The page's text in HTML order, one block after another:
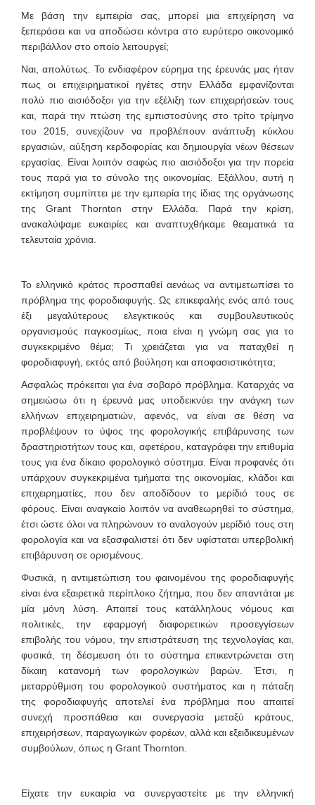
Με βάση την εμπειρία σας, μπορεί μια επιχείρηση να
ξεπεράσει και να αποδώσει κόντρα στο ευρύτερο οικονομικό
περιβάλλον στο οποίο λειτουργεί;
Ναι, απολύτως. Το ενδιαφέρον εύρημα της έρευνάς μας ήταν
πως οι επιχειρηματικοί ηγέτες στην Ελλάδα εμφανίζονται
πολύ πιο αισιόδοξοι για την εξέλιξη των επιχειρήσεών τους
και, παρά την πτώση της εμπιστοσύνης στο τρίτο τρίμηνο
του 2015, συνεχίζουν να προβλέπουν ανάπτυξη κύκλου
εργασιών, αύξηση κερδοφορίας και δημιουργία νέων θέσεων
εργασίας. Είναι λοιπόν σαφώς πιο αισιόδοξοι για την πορεία
τους παρά για το σύνολο της οικονομίας. Εξάλλου, αυτή η
εκτίμηση συμπίπτει με την εμπειρία της ίδιας της οργάνωσης
της Grant Thornton στην Ελλάδα. Παρά την κρίση,
ανακαλύψαμε ευκαιρίες και αναπτυχθήκαμε θεαματικά τα
τελευταία χρόνια.
Το ελληνικό κράτος προσπαθεί αενάως να αντιμετωπίσει το
πρόβλημα της φοροδιαφυγής. Ως επικεφαλής ενός από τους
έξι μεγαλύτερους ελεγκτικούς και συμβουλευτικούς
οργανισμούς παγκοσμίως, ποια είναι η γνώμη σας για το
συγκεκριμένο θέμα; Τι χρειάζεται για να παταχθεί η
φοροδιαφυγή, εκτός από βούληση και αποφασιστικότητα;
Ασφαλώς πρόκειται για ένα σοβαρό πρόβλημα. Καταρχάς να
σημειώσω ότι η έρευνά μας υποδεικνύει την ανάγκη των
ελλήνων επιχειρηματιών, αφενός, να είναι σε θέση να
προβλέψουν το ύψος της φορολογικής επιβάρυνσης των
δραστηριοτήτων τους και, αφετέρου, καταγράφει την επιθυμία
τους για ένα δίκαιο φορολογικό σύστημα. Είναι προφανές ότι
υπάρχουν συγκεκριμένα τμήματα της οικονομίας, κλάδοι και
επιχειρηματίες, που δεν αποδίδουν το μερίδιό τους σε
φόρους. Είναι αναγκαίο λοιπόν να αναθεωρηθεί το σύστημα,
έτσι ώστε όλοι να πληρώνουν το αναλογούν μερίδιό τους στη
φορολογία και να εξασφαλιστεί ότι δεν υφίσταται υπερβολική
επιβάρυνση σε ορισμένους.
Φυσικά, η αντιμετώπιση του φαινομένου της φοροδιαφυγής
είναι ένα εξαιρετικά περίπλοκο ζήτημα, που δεν απαντάται με
μία μόνη λύση. Απαιτεί τους κατάλληλους νόμους και
πολιτικές, την εφαρμογή διαφορετικών προσεγγίσεων
επιβολής του νόμου, την επιστράτευση της τεχνολογίας και,
φυσικά, τη δέσμευση ότι το σύστημα επικεντρώνεται στη
δίκαιη κατανομή των φορολογικών βαρών. Έτσι, η
μεταρρύθμιση του φορολογικού συστήματος και η πάταξη
της φοροδιαφυγής αποτελεί ένα πρόβλημα που απαιτεί
συνεχή προσπάθεια και συνεργασία μεταξύ κράτους,
επιχειρήσεων, παραγωγικών φορέων, αλλά και εξειδικευμένων
συμβούλων, όπως η Grant Thornton.
Είχατε την ευκαιρία να συνεργαστείτε με την ελληνική